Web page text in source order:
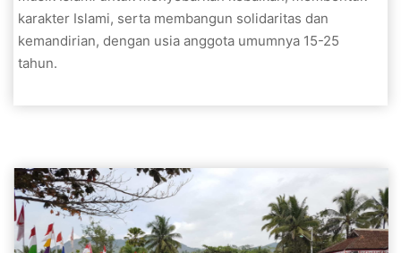
karakter Islami, serta membangun solidaritas dan
kemandirian, dengan usia anggota umumnya 15-25
tahun.